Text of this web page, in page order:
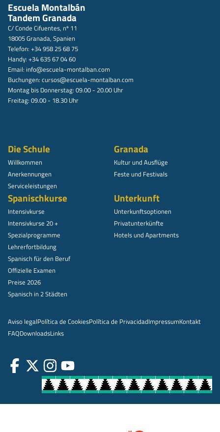
Escuela Montalbán
Tandem Granada
C/ Conde Cifuentes, nº 11
18005 Granada, Spanien
Telefon: +34 958 25 68 75
Handy: +34 635 67 04 60
Email: info@escuela-montalban.com
Buchungen: cursos@escuela-montalban.com
Montag bis Donnerstag: 09.00 - 20.00 Uhr
Freitag: 09.00 - 18.30 Uhr
Die Schule
Willkommen
Anerkennungen
Serviceleistungen
Granada
Kultur und Ausflüge
Feste und Festivals
Spanischkurse
Intensivkurse
Intensivkurse 20 +
Spezialprogramme
Lehrerfortbildung
Spanisch für den Beruf
Offizielle Examen
Preise 2026
Spanisch in 2 Städten
Unterkunft
Unterkunftsoptionen
Privatunterkünfte
Hotels und Apartments
Aviso legalPolítica de CookiesPolítica de PrivacidadImpressumKontakt
FAQDownloadsLinks